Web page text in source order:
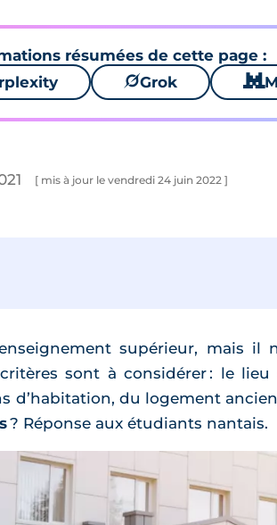
résumées de cette page :
🪐Grok 🐱
[ mis à jour le vendredi 24 juin 2022 ]
supérieur, mais il
sont à considérer : le
d’habitation, du logement
? Réponse aux étudiants nantais.